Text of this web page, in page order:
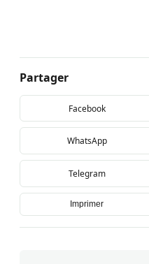
Partager
Facebook
WhatsApp
Telegram
Imprimer